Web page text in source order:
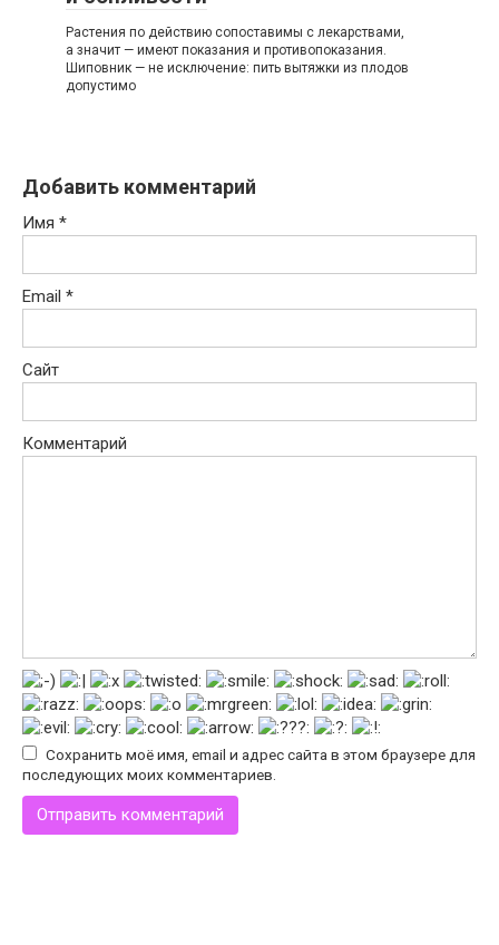
Растения по действию сопоставимы с лекарствами,
а значит — имеют показания и противопоказания.
Шиповник — не исключение: пить вытяжки из плодов
допустимо
Добавить комментарий
Имя *
Email *
Сайт
Комментарий
Сохранить моё имя, email и адрес сайта в этом браузере для
последующих моих комментариев.